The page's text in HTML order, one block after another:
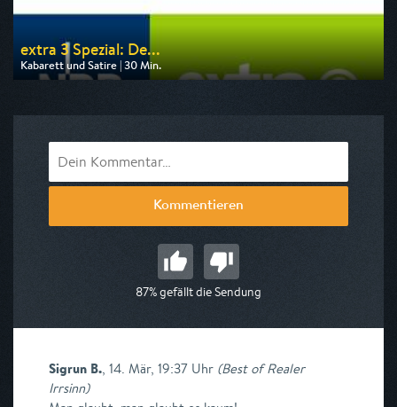
extra 3 Spezial: De...
Kabarett und Satire | 30 Min.
Ausgestrahlt von One
Kommentieren
87% gefällt die Sendung
Sigrun B., 14. Mär, 19:37 Uhr (Best of Realer
Irrsinn)